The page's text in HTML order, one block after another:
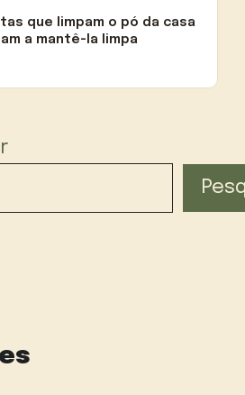
que limpam o pó da casa
a mantê-la limpa